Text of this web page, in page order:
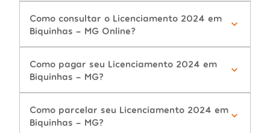
Como consultar o Licenciamento 2024 em
Biquinhas - MG Online?
Como pagar seu Licenciamento 2024 em
Biquinhas - MG?
Como parcelar seu Licenciamento 2024 em
Biquinhas - MG?